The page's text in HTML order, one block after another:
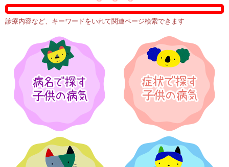
診療内容など、キーワードをいれて関連ページ検索できます